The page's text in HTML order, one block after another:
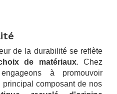
de la durabilité se reflète
de matériaux. Chez
à promouvoir
principal composant de nos